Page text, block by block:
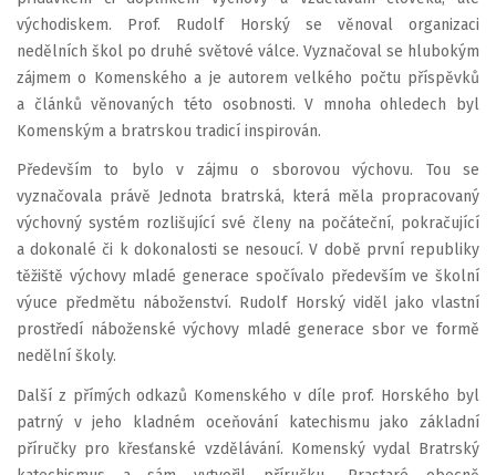
východiskem. Prof. Rudolf Horský se věnoval organizaci
nedělních škol po druhé světové válce. Vyznačoval se hlubokým
zájmem o Komenského a je autorem velkého počtu příspěvků
a článků věnovaných této osobnosti. V mnoha ohledech byl
Komenským a bratrskou tradicí inspirován.
Především to bylo v zájmu o sborovou výchovu. Tou se
vyznačovala právě Jednota bratrská, která měla propracovaný
výchovný systém rozlišující své členy na počáteční, pokračující
a dokonalé či k dokonalosti se nesoucí. V době první republiky
těžiště výchovy mladé generace spočívalo především ve školní
výuce předmětu náboženství. Rudolf Horský viděl jako vlastní
prostředí náboženské výchovy mladé generace sbor ve formě
nedělní školy.
Další z přímých odkazů Komenského v díle prof. Horského byl
patrný v jeho kladném oceňování katechismu jako základní
příručky pro křesťanské vzdělávání. Komenský vydal Bratrský